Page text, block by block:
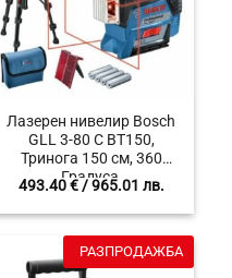
Лазерен нивелир Bosch
GLL 3-80 C BT150,
Тринога 150 см, 360
Градуса,
Самонивелиращ,
Червени линии,
Включени аксесоари
493.40€/ 965.01 лв.
РАЗПРОДАЖБА